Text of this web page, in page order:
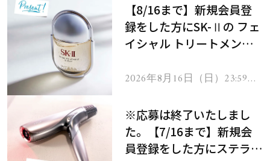
【8/16まで】新規会員登
録をした方にSK-Ⅱの フェ
イシャル トリートメント
2026年8月16日（日）23:59ま
※応募は終了いたしまし
た。【7/16まで】新規会
員登録をした方にステラボ